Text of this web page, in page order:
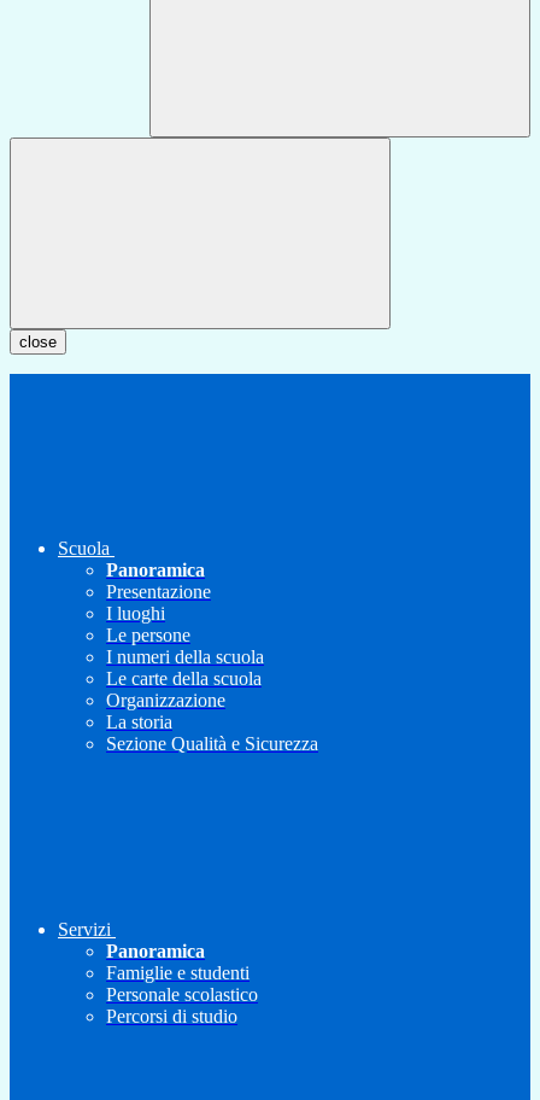
close
Scuola
Panoramica
Presentazione
I luoghi
Le persone
I numeri della scuola
Le carte della scuola
Organizzazione
La storia
Sezione Qualità e Sicurezza
Servizi
Panoramica
Famiglie e studenti
Personale scolastico
Percorsi di studio